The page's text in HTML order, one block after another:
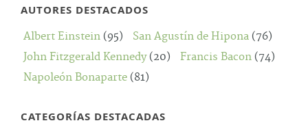
AUTORES DESTACADOS
Albert Einstein (95) San Agustín de Hipona (76)
John Fitzgerald Kennedy(20) Francis Bacon (74)
Napoleón Bonaparte (81)
CATEGORÍAS DESTACADAS